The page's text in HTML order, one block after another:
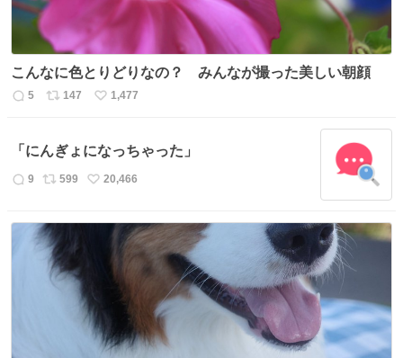
こんなに色とりどりなの？ みんなが撮った美しい朝顔
返
数
5
リ
ス
ト
数
147
い
ね
数
1,477
「にんぎょになっちゃった」
返
数
9
リ
ス
ト
数
599
い
ね
20,466